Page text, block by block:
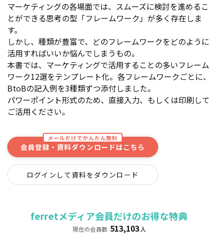
マーケティングの各場面では、スムーズに検討を進めるこ
とができる思考の型「フレームワーク」が多く存在しま
す。
しかし、種類が豊富で、どのフレームワークをどのように
活用すればいいか悩んでしまうもの。
本書では、マーケティングで活用することの多いフレーム
ワーク12選をテンプレート化。各フレームワークごとに、
BtoBの記入例を3種類ずつ添付しました。
パワーポイント形式のため、直接入力、もしくは印刷して
ご活用ください。
メールだけでかんたん無料
会員登録・資料ダウンロードはこちら
ログインして資料をダウンロード
ferretメディア会員だけのお得な特典
現在の会員数 513,103 人